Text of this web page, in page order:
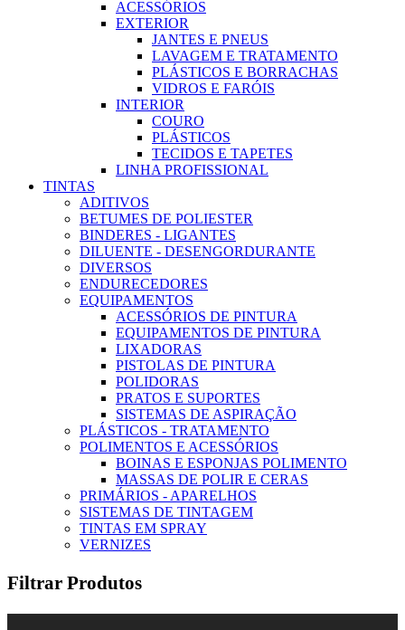
ACESSÓRIOS
EXTERIOR
JANTES E PNEUS
LAVAGEM E TRATAMENTO
PLÁSTICOS E BORRACHAS
VIDROS E FARÓIS
INTERIOR
COURO
PLÁSTICOS
TECIDOS E TAPETES
LINHA PROFISSIONAL
TINTAS
ADITIVOS
BETUMES DE POLIESTER
BINDERES - LIGANTES
DILUENTE - DESENGORDURANTE
DIVERSOS
ENDURECEDORES
EQUIPAMENTOS
ACESSÓRIOS DE PINTURA
EQUIPAMENTOS DE PINTURA
LIXADORAS
PISTOLAS DE PINTURA
POLIDORAS
PRATOS E SUPORTES
SISTEMAS DE ASPIRAÇÃO
PLÁSTICOS - TRATAMENTO
POLIMENTOS E ACESSÓRIOS
BOINAS E ESPONJAS POLIMENTO
MASSAS DE POLIR E CERAS
PRIMÁRIOS - APARELHOS
SISTEMAS DE TINTAGEM
TINTAS EM SPRAY
VERNIZES
Filtrar Produtos